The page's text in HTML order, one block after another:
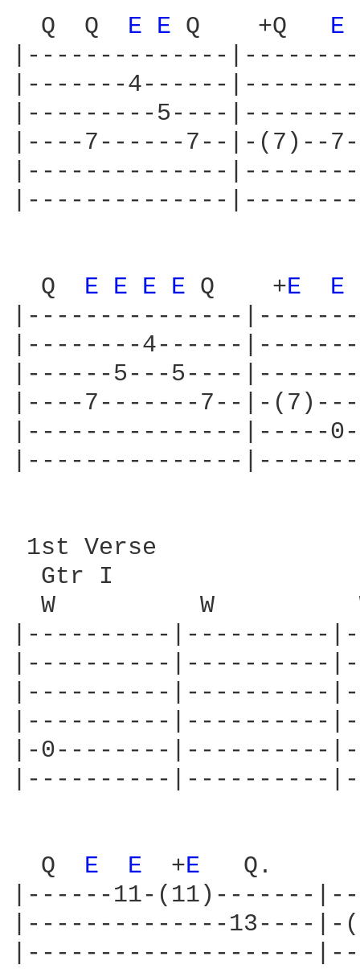
  Q  Q
E E Q    +Q E
|--------------
|-------4------
|---------5----
|----7------7--|-
|--------------
|--------------
  Q
E E E E Q    +E E
|---------------
|--------4------
|------5---5----
|----7-------7--|-
|---------------|-----
|---------------
1st Verse
  Gtr I
W          W
|----------|----------
|----------|----------
|----------|----------
|----------|----------
|-0--------|----------
|----------|----------
  Q
E E +E
Q.
|------11-(11)-------
|--------------13----
|--------------------